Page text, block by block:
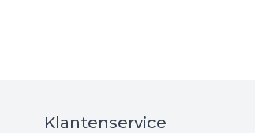
Klantenservice